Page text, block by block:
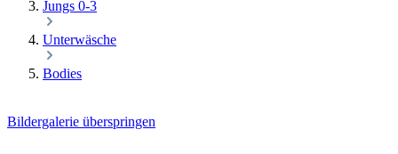
Jungs 0-3
Unterwäsche
Bodies
Bildergalerie überspringen